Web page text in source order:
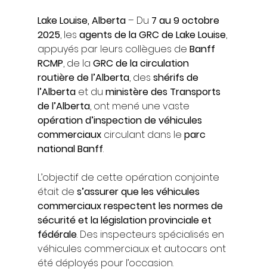
Lake Louise, Alberta – Du 7 au 9 octobre
2025, les agents de la GRC de Lake Louise,
appuyés par leurs collègues de Banff
RCMP, de la GRC de la circulation
routière de l’Alberta, des shérifs de
l’Alberta et du ministère des Transports
de l’Alberta, ont mené une vaste
opération d’inspection de véhicules
commerciaux circulant dans le parc
national Banff.
L’objectif de cette opération conjointe
était de s’assurer que les véhicules
commerciaux respectent les normes de
sécurité et la législation provinciale et
fédérale. Des inspecteurs spécialisés en
véhicules commerciaux et autocars ont
été déployés pour l’occasion.